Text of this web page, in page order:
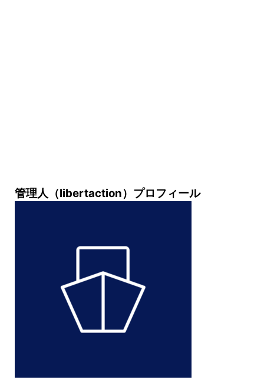
管理人（libertaction）プロフィール